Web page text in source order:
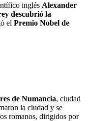
inglés Alexander
descubrió la
el Premio Nobel de
de Numancia, ciudad
la ciudad y se
romanos, dirigidos por